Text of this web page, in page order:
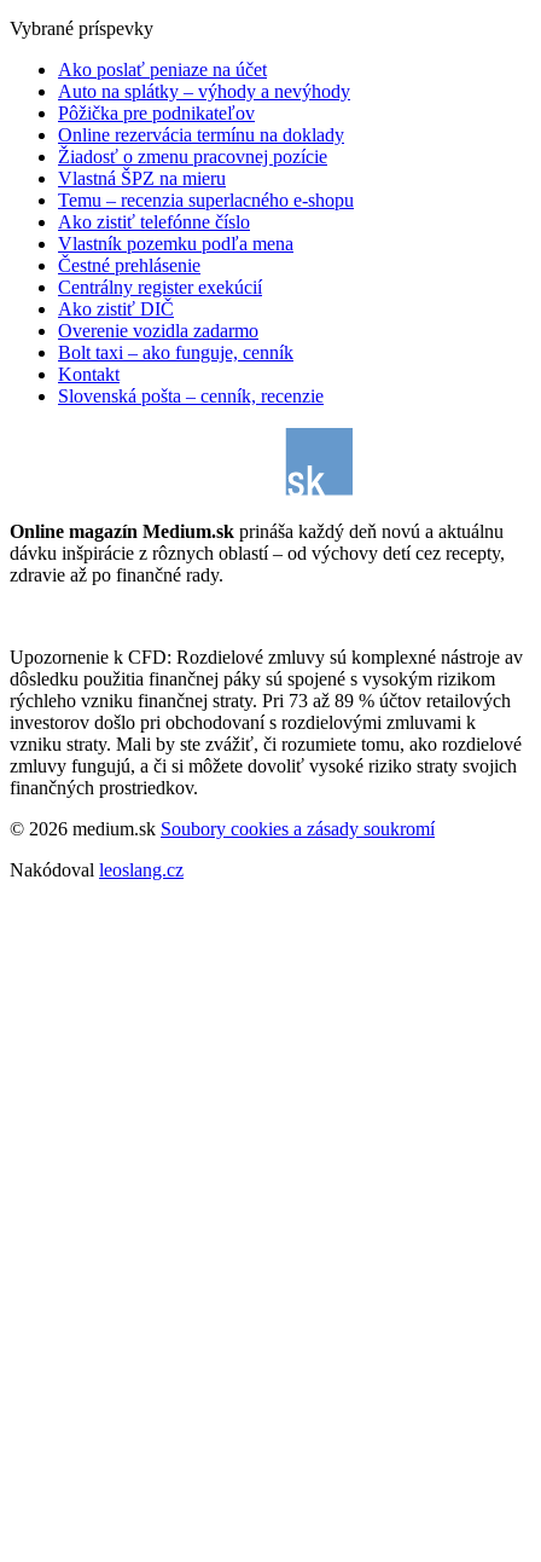
Vybrané príspevky
Ako poslať peniaze na účet
Auto na splátky – výhody a nevýhody
Pôžička pre podnikateľov
Online rezervácia termínu na doklady
Žiadosť o zmenu pracovnej pozície
Vlastná ŠPZ na mieru
Temu – recenzia superlacného e-shopu
Ako zistiť telefónne číslo
Vlastník pozemku podľa mena
Čestné prehlásenie
Centrálny register exekúcií
Ako zistiť DIČ
Overenie vozidla zadarmo
Bolt taxi – ako funguje, cenník
Kontakt
Slovenská pošta – cenník, recenzie
Online magazín Medium.sk prináša každý deň novú a aktuálnu
dávku inšpirácie z rôznych oblastí – od výchovy detí cez recepty,
zdravie až po finančné rady.
Upozornenie k CFD: Rozdielové zmluvy sú komplexné nástroje av
dôsledku použitia finančnej páky sú spojené s vysokým rizikom
rýchleho vzniku finančnej straty. Pri 73 až 89 % účtov retailových
investorov došlo pri obchodovaní s rozdielovými zmluvami k
vzniku straty. Mali by ste zvážiť, či rozumiete tomu, ako rozdielové
zmluvy fungujú, a či si môžete dovoliť vysoké riziko straty svojich
finančných prostriedkov.
© 2026 medium.sk Soubory cookies a zásady soukromí
Nakódoval leoslang.cz